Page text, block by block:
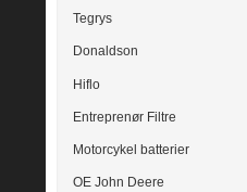
Tegrys
Donaldson
Hiflo
Entreprenør Filtre
Motorcykel batterier
OE John Deere